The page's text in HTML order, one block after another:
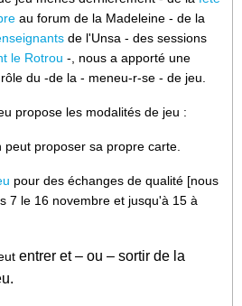
au forum de la Madeleine - de la
de l'Unsa - des sessions
le Rotrou -, nous a apporté une
du -de la - meneu-r-se - de jeu.
propose les modalités de jeu :
peut proposer sa propre carte.
pour des échanges de qualité [nous
7 le 16 novembre et jusqu'à 15 à
entrer et – ou – sortir de la